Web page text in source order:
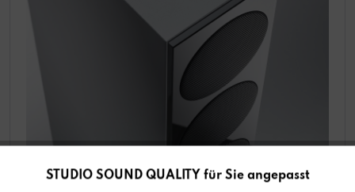
Revox bietet ein breites Portfolio an Lautsprechern,
Funktionale Aktiv
STUDIO SOUND QUALITY für Sie angepasst